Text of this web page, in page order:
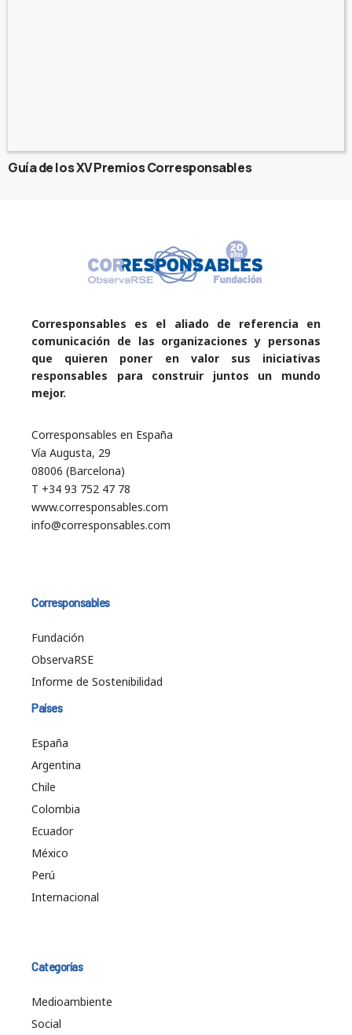
Guía de los XV Premios Corresponsables
Corresponsables es el aliado de referencia en
comunicación de las organizaciones y personas
que quieren poner en valor sus iniciativas
responsables para construir juntos un mundo
mejor.
Corresponsables en España
Vía Augusta, 29
08006 (Barcelona)
T +34 93 752 47 78
www.corresponsables.com
info@corresponsables.com
Corresponsables
Fundación
ObservaRSE
Informe de Sostenibilidad
Países
España
Argentina
Chile
Colombia
Ecuador
México
Perú
Internacional
Categorías
Medioambiente
Social